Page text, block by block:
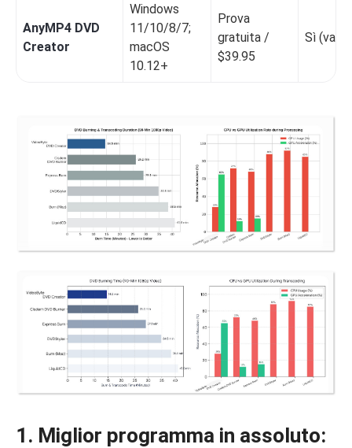
AnyMP4 DVD
Creator
Windows
11/10/8/7;
macOS
10.12+
Prova
gratuita /
$39.95
Sì (vari
1. Miglior programma in assoluto: